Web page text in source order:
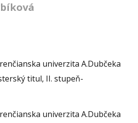
univerzita A.Dubčeka
titul, II. stupeň-
univerzita A.Dubčeka